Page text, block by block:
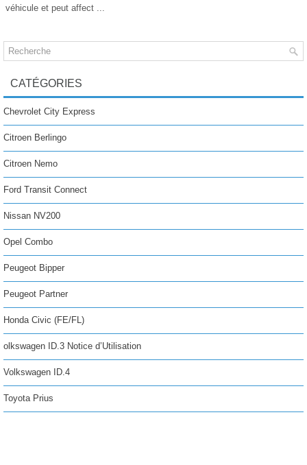
véhicule et peut affect ...
CATÉGORIES
Chevrolet City Express
Citroen Berlingo
Citroen Nemo
Ford Transit Connect
Nissan NV200
Opel Combo
Peugeot Bipper
Peugeot Partner
Honda Civic (FE/FL)
olkswagen ID.3 Notice d’Utilisation
Volkswagen ID.4
Toyota Prius